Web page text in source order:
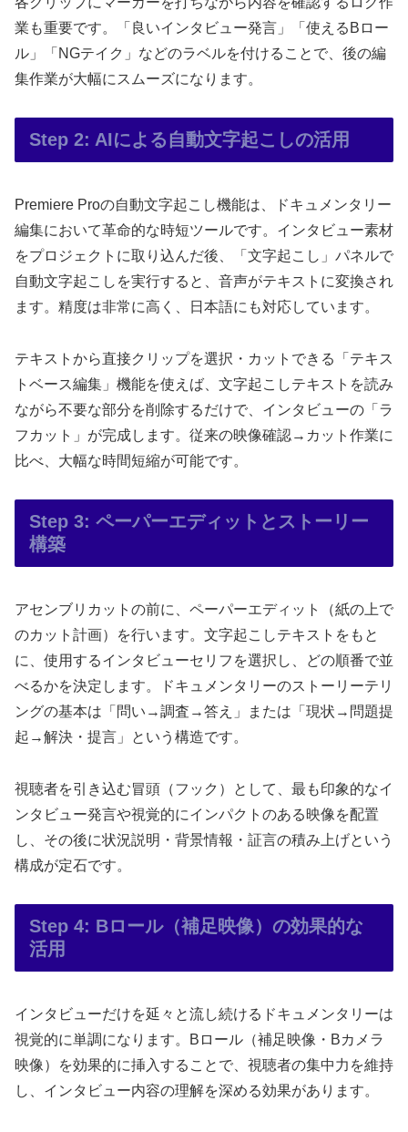
業も重要です。「良いインタビュー発言」「使えるBロー
ル」「NGテイク」などのラベルを付けることで、後の編
集作業が大幅にスムーズになります。
Step 2: AIによる自動文字起こしの活用
Premiere Proの自動文字起こし機能は、ドキュメンタリー
編集において革命的な時短ツールです。インタビュー素材
をプロジェクトに取り込んだ後、「文字起こし」パネルで
自動文字起こしを実行すると、音声がテキストに変換され
ます。精度は非常に高く、日本語にも対応しています。
テキストから直接クリップを選択・カットできる「テキス
トベース編集」機能を使えば、文字起こしテキストを読み
ながら不要な部分を削除するだけで、インタビューの「ラ
フカット」が完成します。従来の映像確認→カット作業に
比べ、大幅な時間短縮が可能です。
Step 3: ペーパーエディットとストーリー
構築
アセンブリカットの前に、ペーパーエディット（紙の上で
のカット計画）を行います。文字起こしテキストをもと
に、使用するインタビューセリフを選択し、どの順番で並
べるかを決定します。ドキュメンタリーのストーリーテリ
ングの基本は「問い→調査→答え」または「現状→問題提
起→解決・提言」という構造です。
視聴者を引き込む冒頭（フック）として、最も印象的なイ
ンタビュー発言や視覚的にインパクトのある映像を配置
し、その後に状況説明・背景情報・証言の積み上げという
構成が定石です。
Step 4: Bロール（補足映像）の効果的な
活用
インタビューだけを延々と流し続けるドキュメンタリーは
視覚的に単調になります。Bロール（補足映像・Bカメラ
映像）を効果的に挿入することで、視聴者の集中力を維持
し、インタビュー内容の理解を深める効果があります。